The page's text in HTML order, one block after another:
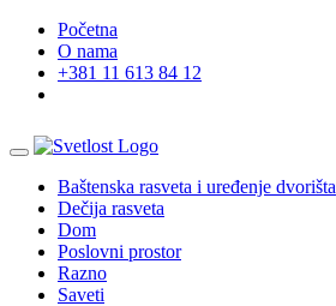
Početna
O nama
+381 11 613 84 12
Baštenska rasveta i uređenje dvorišta
Dečija rasveta
Dom
Poslovni prostor
Razno
Saveti